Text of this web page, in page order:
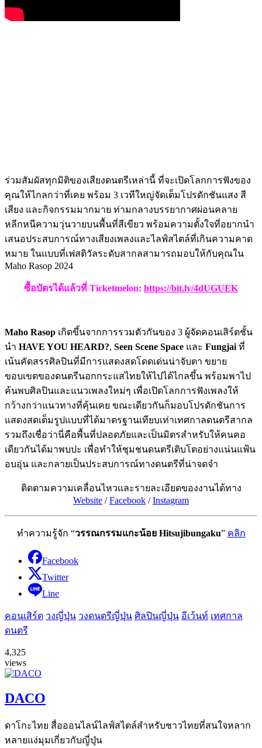
ร่วมสัมผัสทุกมิติของเสียงดนตรีเหล่านี้ ที่จะเปิดโลกการฟังของ
คุณให้ไกลกว่าที่เคย พร้อม 3 เวทีใหญ่จัดเต็มโปรดักชันแสง สี
เสียง และกิจกรรมมากมาย ท่ามกลางบรรยากาศผ่อนคลาย
หลีกหนีความวุ่นวายบนพื้นที่สีเขียว พร้อมความตั้งใจที่อยากนำ
เสนอประสบการณ์ทางเสียงเพลงและไลฟ์สไตล์ที่เกินความคาด
หมาย ในแบบที่เฟสติวัลระดับสากลสามารถมอบให้กับคุณใน
Maho Rasop 2024
ซื้อบัตรได้แล้วที่ Ticketmelon: https://bit.ly/4dUGUEK
Maho Rasop เกิดขึ้นจากการรวมตัวกันของ 3 ผู้จัดคอนเสิร์ตชั้น
นำ HAVE YOU HEARD?, Seen Scene Space และ Fungjaiที่
เน้นคัดสรรศิลปินที่มีการแสดงสดโดดเด่นน่าจับตา ขยาย
ขอบเขตของดนตรีนอกกระแสไทยให้ไปได้ไกลขึ้น พร้อมพาไป
ค้นพบศิลปินและแนวเพลงใหม่ๆ เพื่อเปิดโลกการฟังเพลงให้
กว้างกว่าแนวทางที่คุ้นเคย ขณะเดียวกันก็มอบโปรดักชันการ
แสดงสดเต็มรูปแบบที่ได้มาตรฐานเทียบเท่าเทศกาลดนตรีสากล
รวมถึงเชื่อว่านี่คือพื้นที่ปลอดภัยและเป็นมิตรสำหรับให้คนคอ
เดียวกันได้มาพบปะ เพื่อทำให้ชุมชนดนตรีเติบโตอย่างแน่นแฟ้น
อบอุ่น และกลายเป็นประสบการณ์ทางดนตรีที่น่าจดจำ
ติดตามความเคลื่อนไหวและรายละเอียดของงานได้ทาง
Website /Facebook /Instagram
ทำความรู้จัก “วรรณกรรมแกะน้อย Hitsujibungaku” คลิก
Facebook
Twitter
Line
คอนเสิร์ต วงญี่ปุ่น วงดนตรีญี่ปุ่น ศิลปินญี่ปุ่น อีเว้นท์ เทศกาล
ดนตรี
4,325
views
DACO
ดาโกะไทย สื่อออนไลน์ไลฟ์สไตล์สำหรับชาวไทยที่สนใจหลาก
หลายแง่มุมเกี่ยวกับญี่ปุ่น